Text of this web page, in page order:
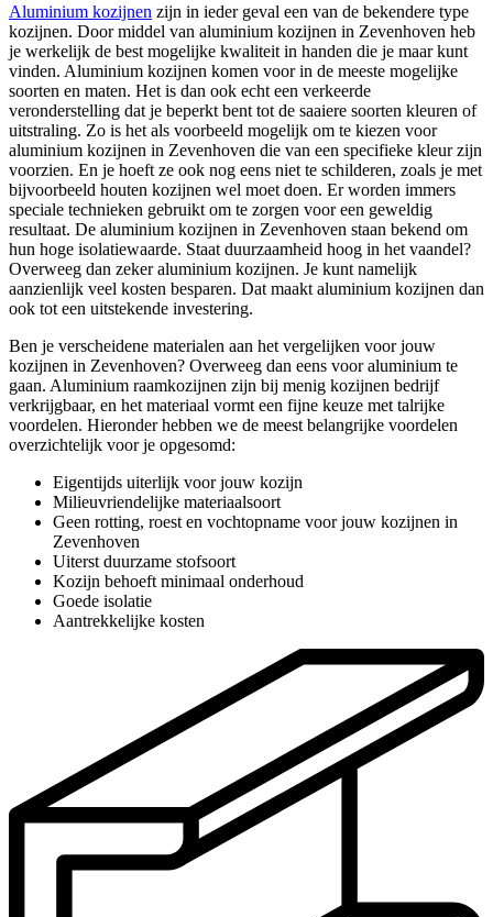
Aluminium kozijnen zijn in ieder geval een van de bekendere type
kozijnen. Door middel van aluminium kozijnen in Zevenhoven heb
je werkelijk de best mogelijke kwaliteit in handen die je maar kunt
vinden. Aluminium kozijnen komen voor in de meeste mogelijke
soorten en maten. Het is dan ook echt een verkeerde
veronderstelling dat je beperkt bent tot de saaiere soorten kleuren of
uitstraling. Zo is het als voorbeeld mogelijk om te kiezen voor
aluminium kozijnen in Zevenhoven die van een specifieke kleur zijn
voorzien. En je hoeft ze ook nog eens niet te schilderen, zoals je met
bijvoorbeeld houten kozijnen wel moet doen. Er worden immers
speciale technieken gebruikt om te zorgen voor een geweldig
resultaat. De aluminium kozijnen in Zevenhoven staan bekend om
hun hoge isolatiewaarde. Staat duurzaamheid hoog in het vaandel?
Overweeg dan zeker aluminium kozijnen. Je kunt namelijk
aanzienlijk veel kosten besparen. Dat maakt aluminium kozijnen dan
ook tot een uitstekende investering.
Ben je verscheidene materialen aan het vergelijken voor jouw
kozijnen in Zevenhoven? Overweeg dan eens voor aluminium te
gaan. Aluminium raamkozijnen zijn bij menig kozijnen bedrijf
verkrijgbaar, en het materiaal vormt een fijne keuze met talrijke
voordelen. Hieronder hebben we de meest belangrijke voordelen
overzichtelijk voor je opgesomd:
Eigentijds uiterlijk voor jouw kozijn
Milieuvriendelijke materiaalsoort
Geen rotting, roest en vochtopname voor jouw kozijnen in
Zevenhoven
Uiterst duurzame stofsoort
Kozijn behoeft minimaal onderhoud
Goede isolatie
Aantrekkelijke kosten